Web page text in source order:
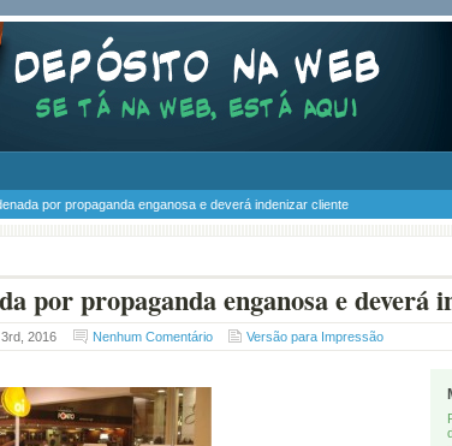
por propaganda enganosa e deverá indenizar cliente
por propaganda enganosa e deverá
2016 Nenhum Comentário Versão para Impressão